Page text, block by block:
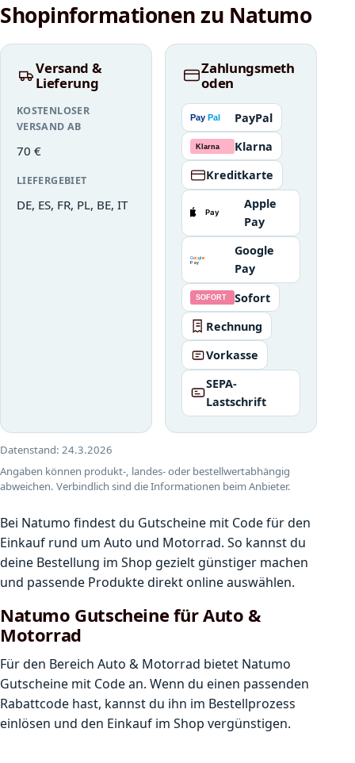
Shopinformationen zu Natumo
Versand &
Lieferung
KOSTENLOSER
VERSAND AB
70 €
LIEFERGEBIET
DE, ES, FR, PL, BE, IT
Zahlungsmeth
oden
PayPal
Klarna
Kreditkarte
Apple
Pay
Google
Pay
Sofort
Rechnung
Vorkasse
SEPA-
Lastschrift
Datenstand: 24.3.2026
Angaben können produkt-, landes- oder bestellwertabhängig
abweichen. Verbindlich sind die Informationen beim Anbieter.
Bei Natumo findest du Gutscheine mit Code für den
Einkauf rund um Auto und Motorrad. So kannst du
deine Bestellung im Shop gezielt günstiger machen
und passende Produkte direkt online auswählen.
Natumo Gutscheine für Auto &
Motorrad
Für den Bereich Auto & Motorrad bietet Natumo
Gutscheine mit Code an. Wenn du einen passenden
Rabattcode hast, kannst du ihn im Bestellprozess
einlösen und den Einkauf im Shop vergünstigen.